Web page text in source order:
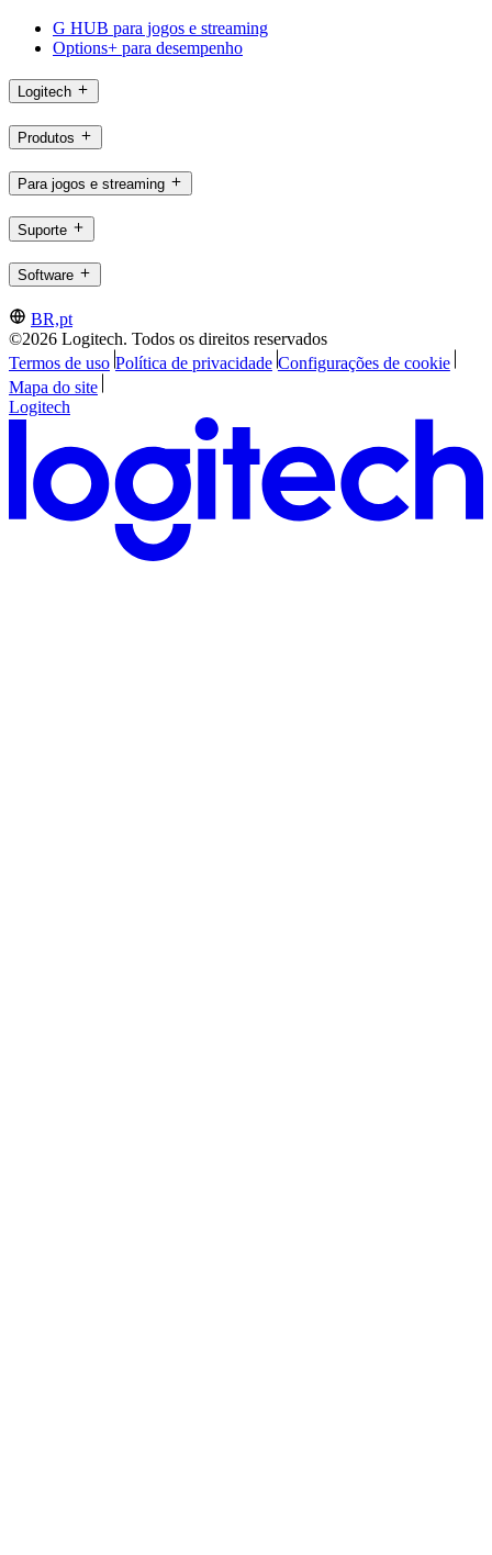
G HUB para jogos e streaming
Options+ para desempenho
Logitech
Produtos
Para jogos e streaming
Suporte
Software
BR,pt
©2026 Logitech. Todos os direitos reservados
Termos de uso Política de privacidade Configurações de cookie
Mapa do site
Logitech